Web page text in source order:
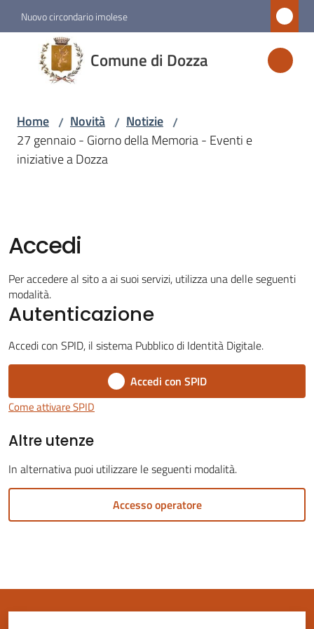
Vai al contenuto
Vai alla navigazione
Vai al footer
Nuovo circondario imolese
Comune di Dozza
Comune
di
Dozza
Amministrazione
Servizi
Vivere
Dozza
Servizi
line
Tutti
argomenti
Home / Novità / Notizie /
27 gennaio - Giorno della Memoria - Eventi e
iniziative a Dozza
Accedi
Per accedere al sito a ai suoi servizi, utilizza una delle seguenti
modalità.
Autenticazione
Accedi con SPID, il sistema Pubblico di Identità Digitale.
Accedi con SPID
Come attivare SPID
Altre utenze
In alternativa puoi utilizzare le seguenti modalità.
Accesso operatore